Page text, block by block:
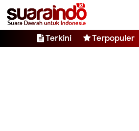
Terkini Terpopuler